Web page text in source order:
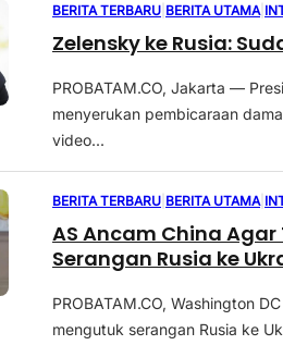
BERITA TERBARU BERITA UTAMA
Zelensky ke Rusia:
PROBATAM.CO, Jakarta —
menyerukan pembicaraan
video...
BERITA TERBARU BERITA UTAMA
AS Ancam China Agar
Serangan Rusia ke
PROBATAM.CO, Washington
mengutuk serangan Rusia ke